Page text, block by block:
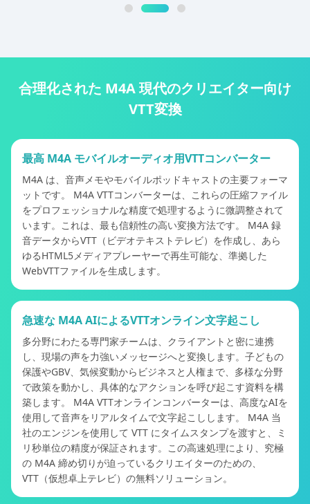
合理化された M4A 現代のクリエイター向け
VTT変換
最高 M4A モバイルオーディオ用VTTコンバーター
M4A は、音声メモやモバイルポッドキャストの主要フォーマ
ットです。 M4A VTTコンバーターは、これらの圧縮ファイル
をプロフェッショナルな精度で処理するように微調整されて
います。これは、最も信頼性の高い変換方法です。 M4A 録
音データからVTT（ビデオテキストテレビ）を作成し、あら
ゆるHTML5メディアプレーヤーで再生可能な、準拠した
WebVTTファイルを生成します。
急速な M4A AIによるVTTオンライン文字起こし
多分野にわたる専門家チームは、クライアントと密に連携
し、現場の声を力強いメッセージへと変換します。子どもの
保護やGBV、気候変動からビジネスと人権まで、多様な分野
で政策を動かし、具体的なアクションを呼び起こす資料を構
築します。 M4A VTTオンラインコンバーターは、高度なAIを
使用して音声をリアルタイムで文字起こしします。 M4A 当
社のエンジンを使用して VTT にタイムスタンプを渡すと、ミ
リ秒単位の精度が保証されます。この高速処理により、究極
の M4A 締め切りが迫っているクリエイターのための、
VTT（仮想卓上テレビ）の無料ソリューション。